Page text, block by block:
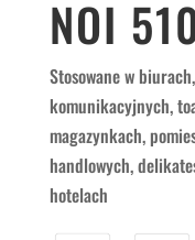
NOI
Stosowane w
komunikacyjnych,
magazynkach,
handlowych,
hotelach